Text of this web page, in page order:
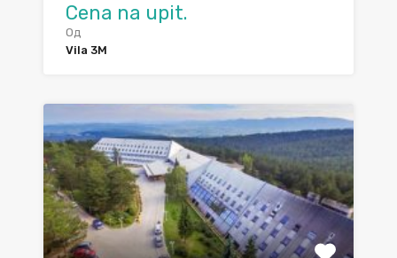
Cena na upit.
Од
Vila 3M